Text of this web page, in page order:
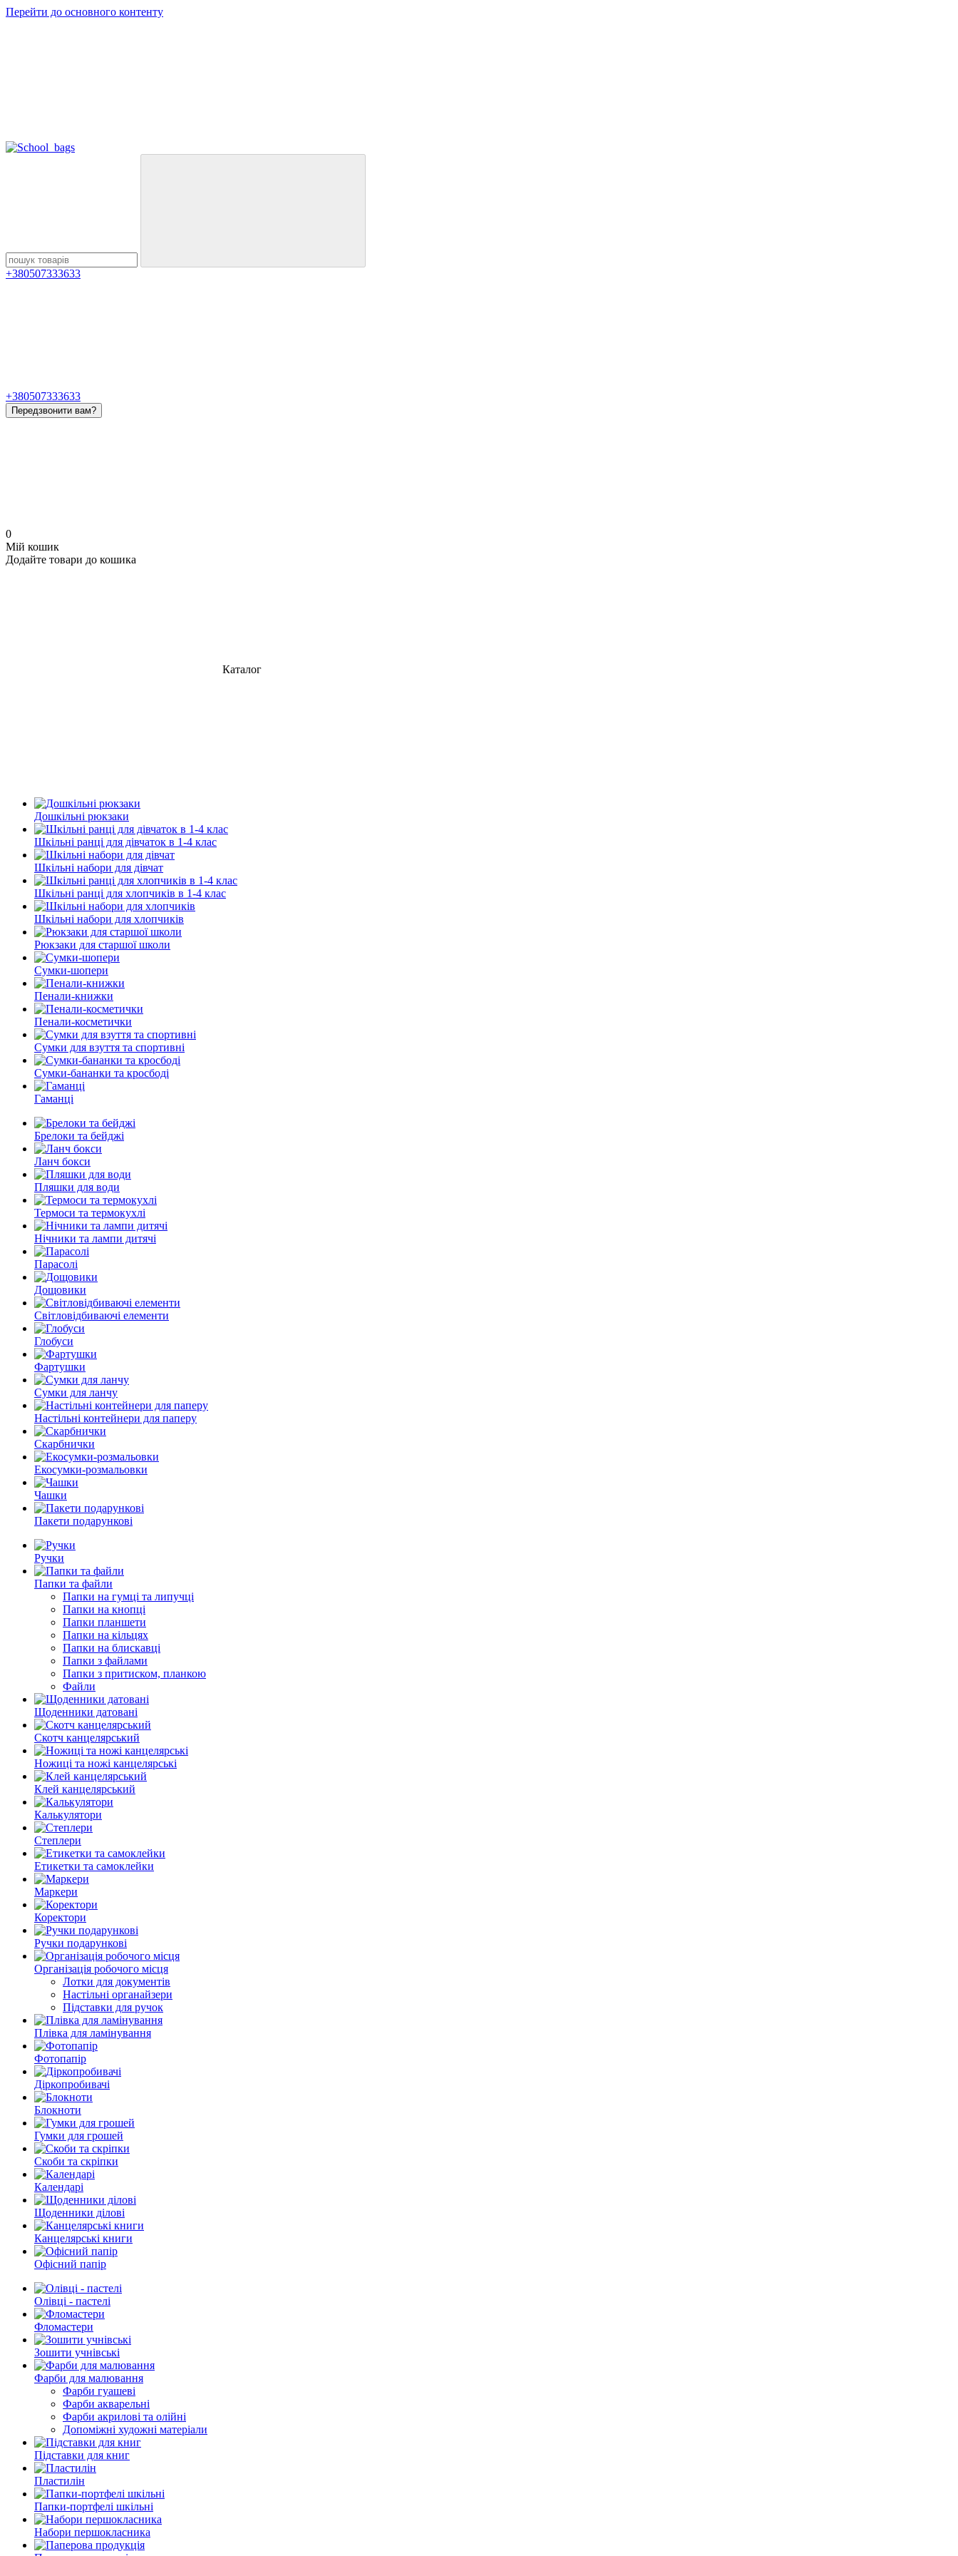
Перейти до основного контенту
+380507333633
+380507333633
Передзвонити вам?
0
Мій кошик
Додайте товари до кошика
Каталог
Дошкільні рюкзаки
Шкільні ранці для дівчаток в 1-4 клас
Шкільні набори для дівчат
Шкільні ранці для хлопчиків в 1-4 клас
Шкільні набори для хлопчиків
Рюкзаки для старшої школи
Сумки-шопери
Пенали-книжки
Пенали-косметички
Сумки для взуття та спортивні
Сумки-бананки та кросбоді
Гаманці
Брелоки та бейджі
Ланч бокси
Пляшки для води
Термоси та термокухлі
Нічники та лампи дитячі
Парасолі
Дощовики
Світловідбиваючі елементи
Глобуси
Фартушки
Сумки для ланчу
Настільні контейнери для паперу
Скарбнички
Екосумки-розмальовки
Чашки
Пакети подарункові
Ручки
Папки та файли
Папки на гумці та липучці
Папки на кнопці
Папки планшети
Папки на кільцях
Папки на блискавці
Папки з файлами
Папки з притиском, планкою
Файли
Щоденники датовані
Скотч канцелярський
Ножиці та ножі канцелярські
Клей канцелярський
Калькулятори
Степлери
Етикетки та самоклейки
Маркери
Коректори
Ручки подарункові
Організація робочого місця
Лотки для документів
Настільні органайзери
Підставки для ручок
Плівка для ламінування
Фотопапір
Діркопробивачі
Блокноти
Гумки для грошей
Скоби та скріпки
Календарі
Щоденники ділові
Канцелярські книги
Офісний папір
Олівці - пастелі
Фломастери
Зошити учнівські
Фарби для малювання
Фарби гуашеві
Фарби акварельні
Фарби акрилові та олійні
Допоміжні художні матеріали
Підставки для книг
Пластилін
Папки-портфелі шкільні
Набори першокласника